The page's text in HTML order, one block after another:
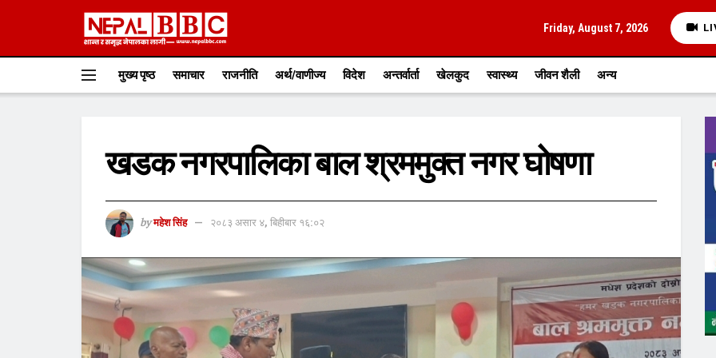
Friday, August 7, 2026
मुख्य पृष्ठ समाचार राजनीति अर्थ/वाणीज्य विदेश अन्तर्वार्ता खेलकुद स्वास्थ्य जीवन शैली अन्य
खडक नगरपालिका बाल श्रममुक्त नगर घोषणा
by महेश सिंह २०८३ असार ४, बिहीबार १६:०२